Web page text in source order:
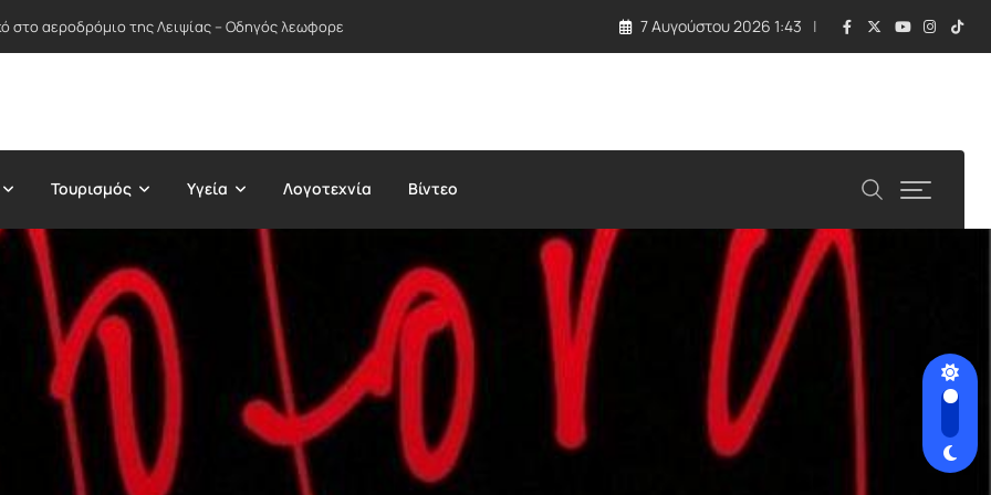
στο αεροδρόμιο της Λειψίας – Οδηγός λεωφορείου απέτρεψε πιθανή τραγωδία με εκρηκτική συσκευή σε drone
7 Αυγούστου 2026 1:43
Τουρισμός Υγεία Λογοτεχνία Βίντεο